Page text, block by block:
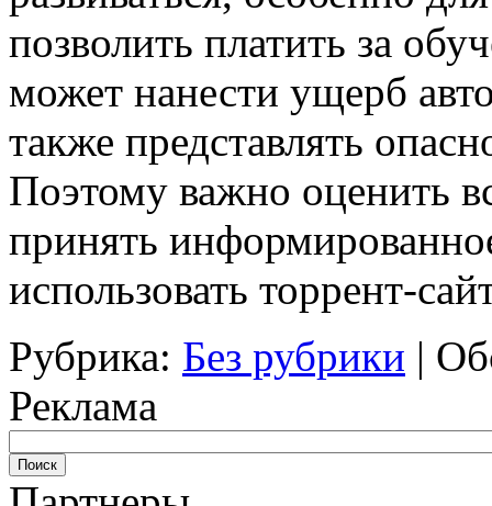
позволить платить за
может нанести ущерб
также представлять
Поэтому важно оценить
принять
использовать торрент-
Рубрика: Без рубрики |
Реклама